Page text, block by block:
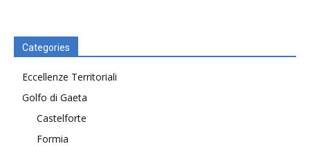
Categories
Eccellenze Territoriali
Golfo di Gaeta
Castelforte
Formia